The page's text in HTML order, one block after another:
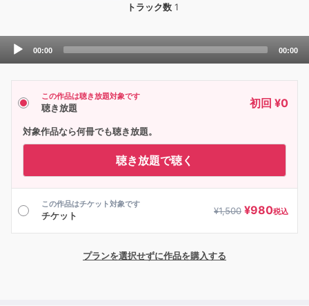
トラック数 1
Audio
00:00 00:00
この作品は聴き放題対象です
聴き放題 初回 ¥0
対象作品なら何冊でも聴き放題。
聴き放題で聴く
この作品はチケット対象です
チケット ¥1,500 ¥980税込
プランを選択せずに作品を購入する